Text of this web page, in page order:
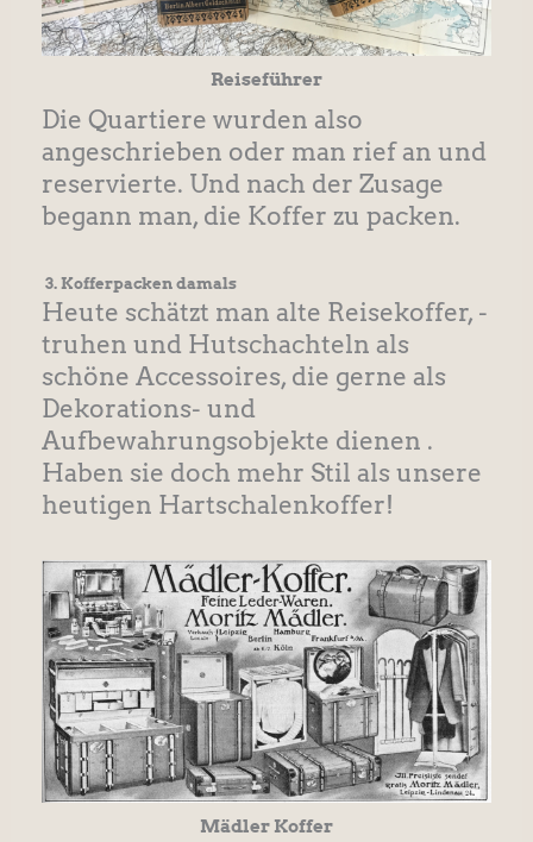
Reiseführer
Die Quartiere wurden also
angeschrieben oder man rief an und
reservierte. Und nach der Zusage
begann man, die Koffer zu packen.
3. Kofferpacken damals
Heute schätzt man alte Reisekoffer, -
truhen und Hutschachteln als
schöne Accessoires, die gerne als
Dekorations- und
Aufbewahrungsobjekte dienen .
Haben sie doch mehr Stil als unsere
heutigen Hartschalenkoffer!
Mädler Koffer